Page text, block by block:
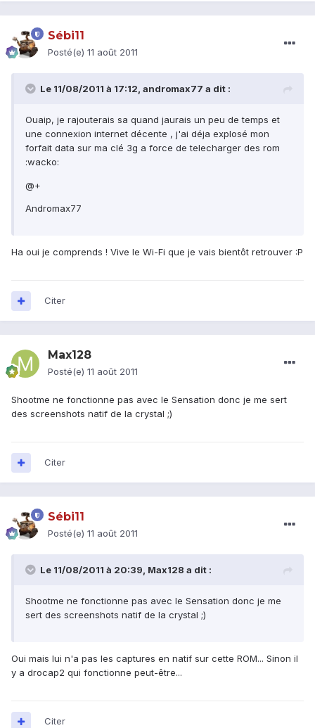
Sébi11
Posté(e) 11 août 2011
Le 11/08/2011 à 17:12, andromax77 a dit :
Ouaip, je rajouterais sa quand jaurais un peu de temps et
une connexion internet décente , j'ai déja explosé mon
forfait data sur ma clé 3g a force de telecharger des rom
:wacko:
@+
Andromax77
Ha oui je comprends ! Vive le Wi-Fi que je vais bientôt retrouver :P
Citer
Max128
Posté(e) 11 août 2011
Shootme ne fonctionne pas avec le Sensation donc je me sert
des screenshots natif de la crystal ;)
Citer
Sébi11
Posté(e) 11 août 2011
Le 11/08/2011 à 20:39, Max128 a dit :
Shootme ne fonctionne pas avec le Sensation donc je me
sert des screenshots natif de la crystal ;)
Oui mais lui n'a pas les captures en natif sur cette ROM... Sinon il
y a drocap2 qui fonctionne peut-être...
Citer